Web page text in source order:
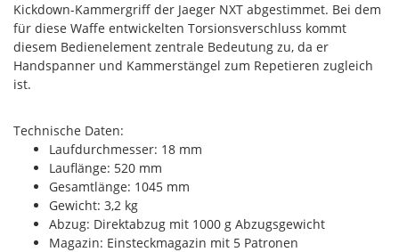
Kickdown-Kammergriff der Jaeger NXT abgestimmet. Bei dem
für diese Waffe entwickelten Torsionsverschluss kommt
diesem Bedienelement zentrale Bedeutung zu, da er
Handspanner und Kammerstängel zum Repetieren zugleich
ist.
Technische Daten:
Laufdurchmesser: 18 mm
Lauflänge: 520 mm
Gesamtlänge: 1045 mm
Gewicht: 3,2 kg
Abzug: Direktabzug mit 1000 g Abzugsgewicht
Magazin: Einsteckmagazin mit 5 Patronen